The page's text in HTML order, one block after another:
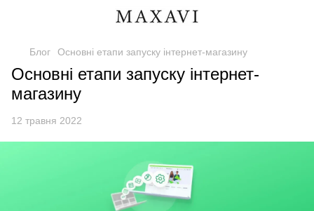
Блог Основні етапи запуску інтернет-магазину
Основні етапи запуску інтернет-
магазину
12 травня 2022